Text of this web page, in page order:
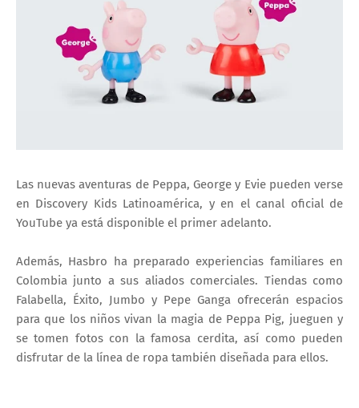
Las nuevas aventuras de Peppa, George y Evie pueden verse
en Discovery Kids Latinoamérica, y en el canal oficial de
YouTube ya está disponible el primer adelanto.
Además, Hasbro ha preparado experiencias familiares en
Colombia junto a sus aliados comerciales. Tiendas como
Falabella, Éxito, Jumbo y Pepe Ganga ofrecerán espacios
para que los niños vivan la magia de Peppa Pig, jueguen y
se tomen fotos con la famosa cerdita, así como pueden
disfrutar de la línea de ropa también diseñada para ellos.